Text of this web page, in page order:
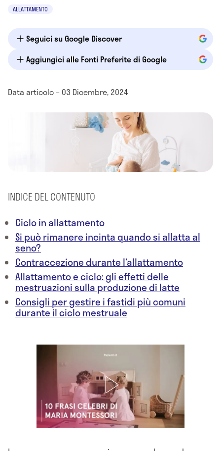
ALLATTAMENTO
Seguici su Google Discover
Aggiungici alle Fonti Preferite di Google
Data articolo – 03 Dicembre, 2024
INDICE DEL CONTENUTO
Ciclo in allattamento
Si può rimanere incinta quando si allatta al
seno?
Contraccezione durante l’allattamento
Allattamento e ciclo: gli effetti delle
mestruazioni sulla produzione di latte
Consigli per gestire i fastidi più comuni
durante il ciclo mestruale